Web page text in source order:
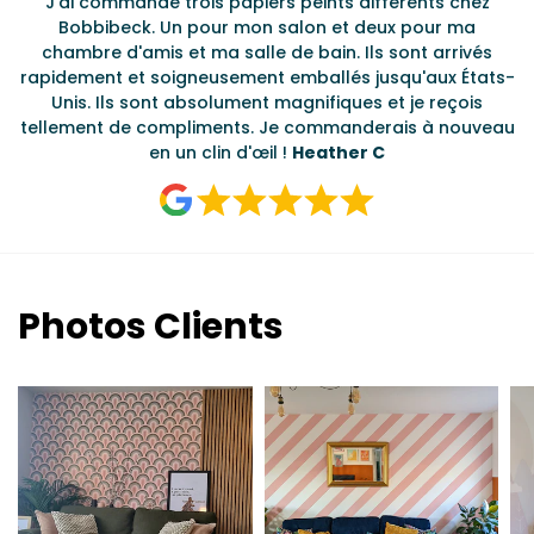
Bobbibeck. Un pour mon salon et deux pour ma
chambre d'amis et ma salle de bain. Ils sont arrivés
rapidement et soigneusement emballés jusqu'aux États-
Unis. Ils sont absolument magnifiques et je reçois
tellement de compliments. Je commanderais à nouveau
en un clin d'œil ! Heather C
Photos Clients